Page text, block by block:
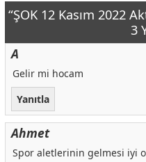
“ŞOK 12 Kasım 2022
3
A
Gelir mi hocam
Yanıtla
Ahmet
Spor aletlerinin gelmesi iyi